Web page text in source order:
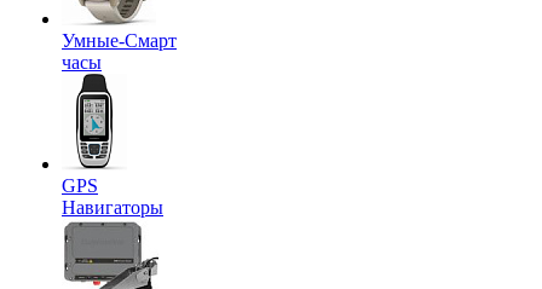
Умные-Смарт
часы
GPS
Навигаторы